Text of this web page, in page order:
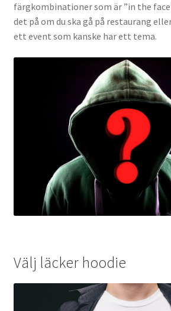
färgkombinationer som är ”in the
det på om du ska gå på restaurang
ett event som kanske har ett tema.
Välj läcker hoodie